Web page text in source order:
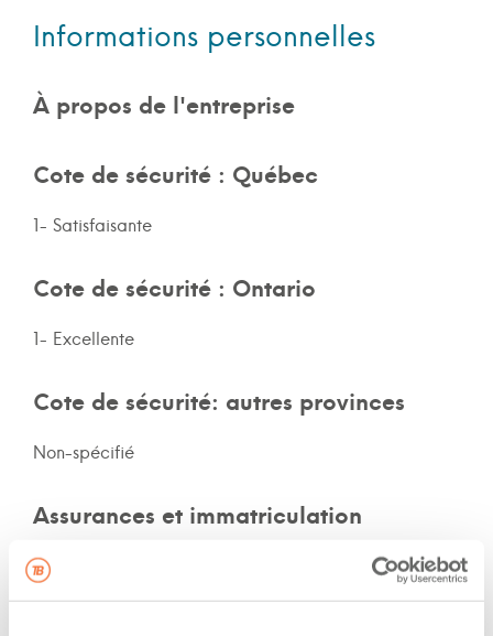
Informations personnelles
À propos de l'entreprise
Cote de sécurité : Québec
1- Satisfaisante
Cote de sécurité : Ontario
1- Excellente
Cote de sécurité: autres provinces
Non-spécifié
Assurances et immatriculation